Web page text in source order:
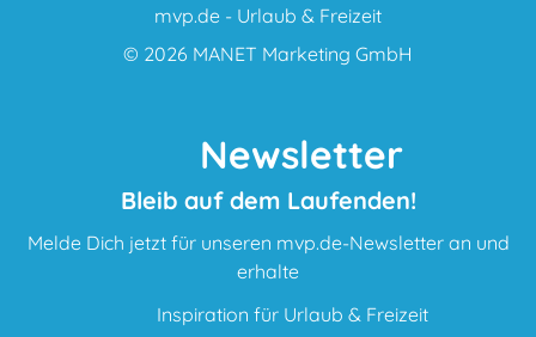
mvp.de - Urlaub & Freizeit
© 2026 MANET Marketing GmbH
Newsletter
Bleib auf dem Laufenden!
Melde Dich jetzt für unseren mvp.de-Newsletter an und
erhalte
Inspiration für Urlaub & Freizeit